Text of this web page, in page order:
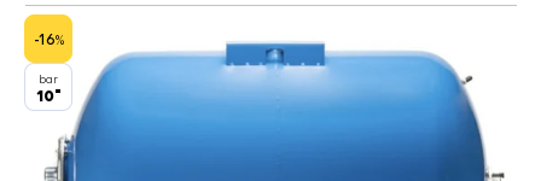
do
-16%
bar
10"